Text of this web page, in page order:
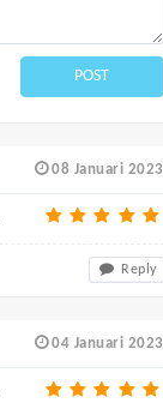
POST
08 Januari 2023
Reply
04 Januari 2023